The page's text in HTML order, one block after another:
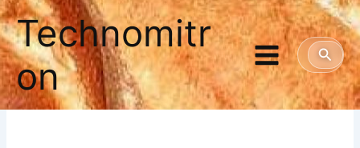
Aller
au
contenu
Technomitr
on